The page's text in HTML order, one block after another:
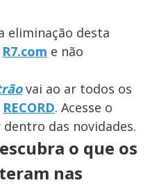
eliminação desta
R7.com e não
vai ao ar todos os
RECORD. Acesse o
das novidades.
o que os
nas